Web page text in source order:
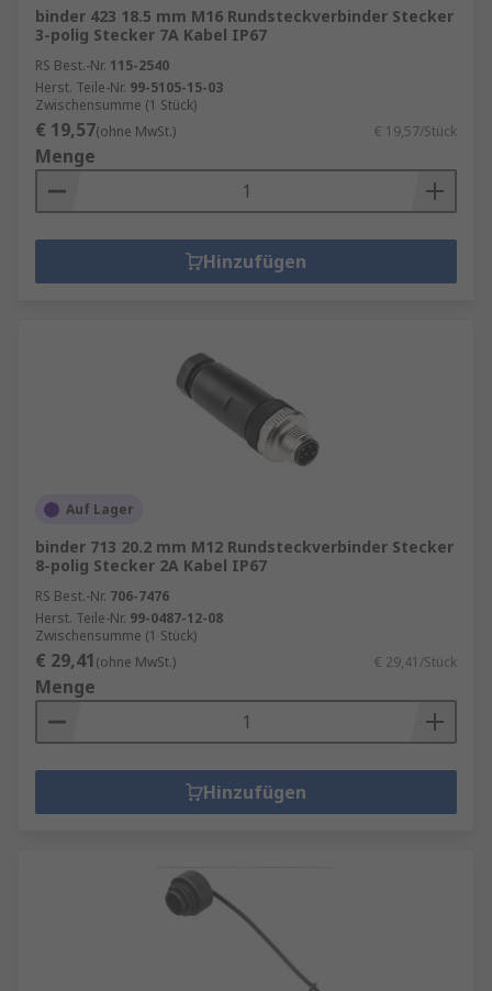
binder 423 18.5 mm M16 Rundsteckverbinder Stecker
3-polig Stecker 7A Kabel IP67
RS Best.-Nr. 115-2540
Herst. Teile-Nr. 99-5105-15-03
Zwischensumme (1 Stück)
€ 19,57(ohne MwSt.) € 19,57/Stück
Menge
Hinzufügen
Auf Lager
binder 713 20.2 mm M12 Rundsteckverbinder Stecker
8-polig Stecker 2A Kabel IP67
RS Best.-Nr. 706-7476
Herst. Teile-Nr. 99-0487-12-08
Zwischensumme (1 Stück)
€ 29,41(ohne MwSt.) € 29,41/Stück
Menge
Hinzufügen